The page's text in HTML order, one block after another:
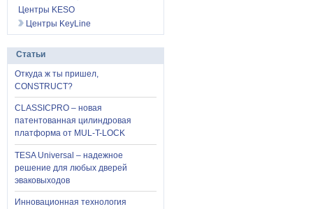
Центры KESO
Центры KeyLine
Статьи
Откуда ж ты пришел,
CONSTRUCT?
CLASSICPRO – новая
патентованная цилиндровая
платформа от MUL-T-LOCK
TESA Universal – надежное
решение для любых дверей
эваковыходов
Инновационная технология